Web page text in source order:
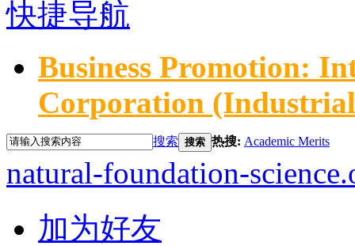
快捷导航
Business Promotion:
Corporation
搜索 搜索 热搜: Academic Merits
natural-foundation-
加为好友